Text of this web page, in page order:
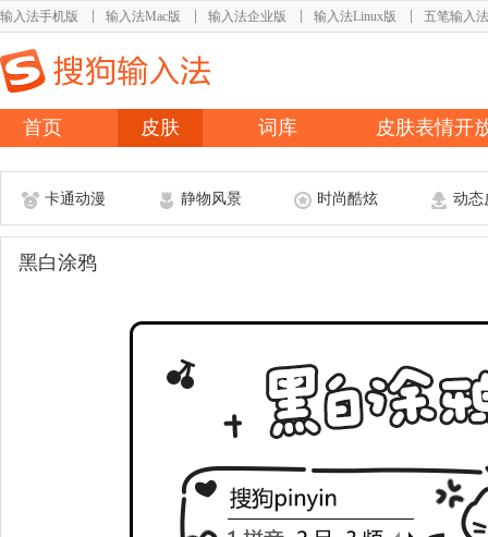
输入法手机版 输入法Mac版 输入法企业版 输入法Linux版 五笔输入法
首页 皮肤 词库 皮肤表情开
卡通动漫 静物风景 时尚酷炫 动态
黑白涂鸦